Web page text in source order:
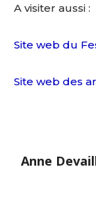
A visiter aussi :
Site web du
Site web des
Anne